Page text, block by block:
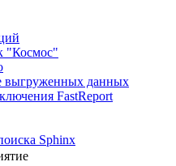
"Космос"
выгруженных данных
FastReport
Sphinx